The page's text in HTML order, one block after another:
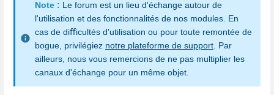
Note : Le forum est un lieu d'échange autour de
l'utilisation et des fonctionnalités de nos modules. En
cas de diﬀicultés d'utilisation ou pour toute remontée de
bogue, privilégiez notre plateforme de support . Par
ailleurs, nous vous remercions de ne pas multiplier les
canaux d'échange pour un même objet.